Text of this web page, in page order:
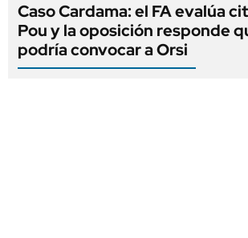
Caso Cardama: el FA evalúa
Pou y la oposición responde
podría convocar a Orsi